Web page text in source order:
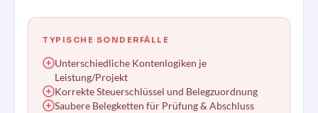
TYPISCHE SONDERFÄLLE
Unterschiedliche Kontenlogiken je
Leistung/Projekt
Korrekte Steuerschlüssel und Belegzuordnung
Saubere Belegketten für Prüfung & Abschluss